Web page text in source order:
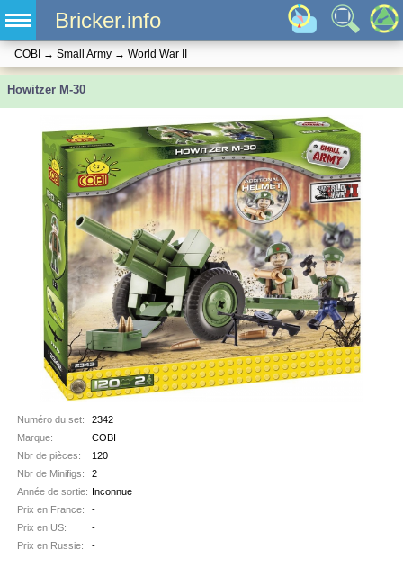
Bricker.info
COBI → Small Army → World War II
Howitzer M-30
Numéro du set:
2342
Marque:
COBI
Nbr de pièces:
120
Nbr de Minifigs:
2
Année de sortie: Inconnue
Prix en France:
-
Prix en US:
-
Prix en Russie:
-